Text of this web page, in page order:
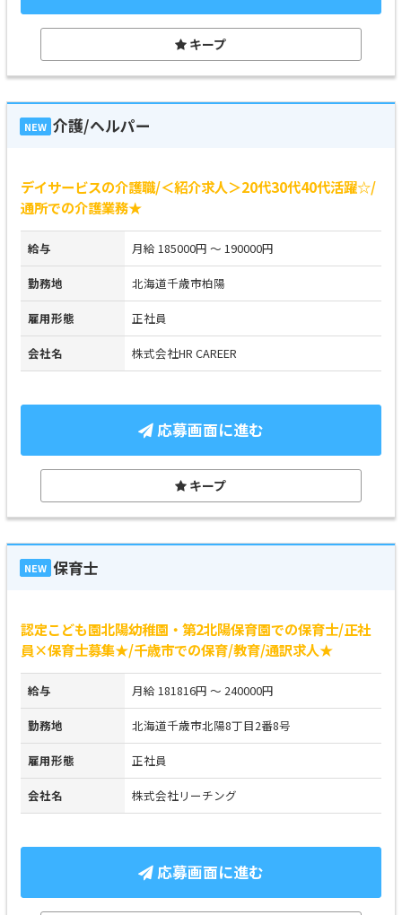
キープ
NEW 介護/ヘルパー
デイサービスの介護職/＜紹介求人＞20代30代40代活躍☆/
通所での介護業務★
給与 月給 185000円 ～ 190000円
勤務地 北海道千歳市柏陽
雇用形態 正社員
会社名 株式会社HR CAREER
応募画面に進む
キープ
NEW 保育士
認定こども園北陽幼稚園・第2北陽保育園での保育士/正社
員×保育士募集★/千歳市での保育/教育/通訳求人★
給与 月給 181816円 ～ 240000円
勤務地 北海道千歳市北陽8丁目2番8号
雇用形態 正社員
会社名 株式会社リーチング
応募画面に進む